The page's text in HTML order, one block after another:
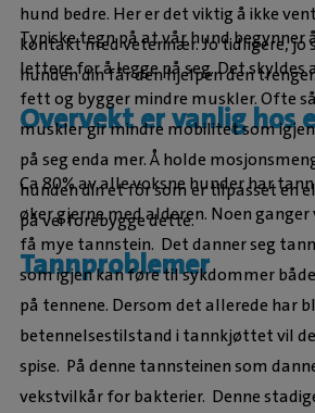
hund bedre. Her er det viktig å ikke
kontakt med veterinær. Jo tidligere, jo
hunden din får den hjelpen den trenger.
Overvekt er vanlig hos
Typiske tegn på at vår hund begynner
lettere for å legge på seg. Det
fett og bygger mindre muskler. Ofte
muskler gir mindre mobilitet som
på seg enda mer. Å holde
hunden din et fôr som er tilpasset en
på vei forebygge dette.
Tannproblemer
Ca 80% av alle voksne hunder har
øker gjerne med alderen. Noen
få mye tannstein. Det danner seg
som igjen kan føre til sykdommer
på tennene. Dersom det allerede har
betennelsestilstand i tannkjøttet vil
spise. På denne tannsteinen som
vekstvilkår for bakterier. Denne